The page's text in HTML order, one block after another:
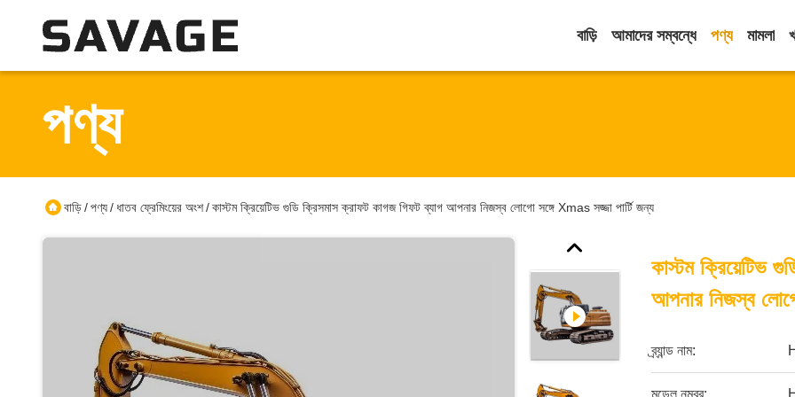
বাড়ি আমাদের সম্বন্ধে পণ্য মামলা
পণ্য
বাড়ি/পণ্য/ ধাতব ফ্রেমিংয়ের অংশ/কাস্টম ক্রিয়েটিভ গুডি ক্রিসমাস ক্রাফট কাগজ গিফট ব্যাগ আপনার নিজস্ব লোগো সঙ্গে Xmas সজ্জা পার্টি জন্য
কাস্টম ক্রিয়েটিভ
আপনার নিজস্ব
ব্র্যান্ড নাম:
মডেল নম্বর: